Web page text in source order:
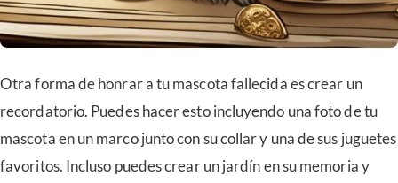
Otra forma de honrar a tu mascota fallecida es crear un
recordatorio. Puedes hacer esto incluyendo una foto de tu
mascota en un marco junto con su collar y una de sus juguetes
favoritos. Incluso puedes crear un jardín en su memoria y